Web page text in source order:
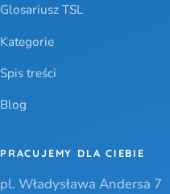
Glosariusz TSL
Kategorie
Spis treści
Blog
PRACUJEMY DLA CIEBIE
pl. Władysława Andersa 7